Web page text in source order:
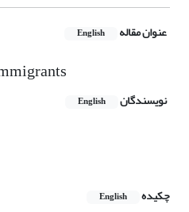
عنوان مقاله English
نویسندگان English
چکیده
English